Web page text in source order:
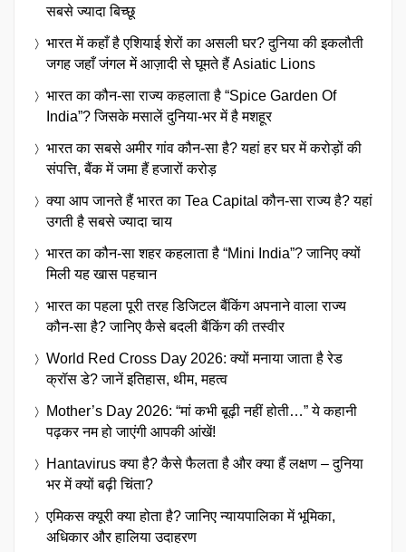
सबसे ज्यादा बिच्छू
भारत में कहाँ है एशियाई शेरों का असली घर? दुनिया की इकलौती
जगह जहाँ जंगल में आज़ादी से घूमते हैं Asiatic Lions
भारत का कौन-सा राज्य कहलाता है “Spice Garden Of
India”? जिसके मसालें दुनिया-भर में है मशहूर
भारत का सबसे अमीर गांव कौन-सा है? यहां हर घर में करोड़ों की
संपत्ति, बैंक में जमा हैं हजारों करोड़
क्या आप जानते हैं भारत का Tea Capital कौन-सा राज्य है? यहां
उगती है सबसे ज्यादा चाय
भारत का कौन-सा शहर कहलाता है “Mini India”? जानिए क्यों
मिली यह खास पहचान
भारत का पहला पूरी तरह डिजिटल बैंकिंग अपनाने वाला राज्य
कौन-सा है? जानिए कैसे बदली बैंकिंग की तस्वीर
World Red Cross Day 2026: क्यों मनाया जाता है रेड
क्रॉस डे? जानें इतिहास, थीम, महत्व
Mother’s Day 2026: “मां कभी बूढ़ी नहीं होती…” ये कहानी
पढ़कर नम हो जाएंगी आपकी आंखें!
Hantavirus क्या है? कैसे फैलता है और क्या हैं लक्षण – दुनिया
भर में क्यों बढ़ी चिंता?
एमिकस क्यूरी क्या होता है? जानिए न्यायपालिका में भूमिका,
अधिकार और हालिया उदाहरण